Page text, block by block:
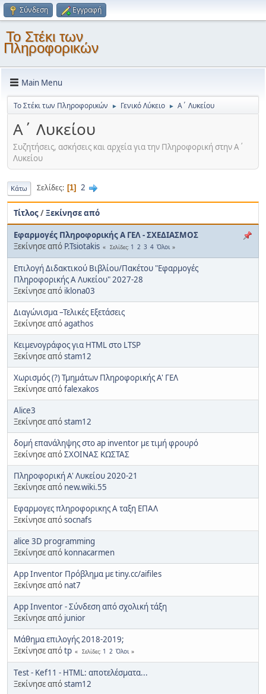
Σύνδεση Εγγραφή
Το Στέκι των
Πληροφορικών
Main Menu
Το Στέκι των Πληροφορικών ► Γενικό Λύκειο ► Α΄ Λυκείου
Α΄ Λυκείου
Συζητήσεις, ασκήσεις και αρχεία για την Πληροφορική στην Α΄
Λυκείου
Κάτω Σελίδες 1 2
Τίτλος/Ξεκίνησε από
Εφαρμογές Πληροφορικής Α ΓΕΛ - ΣΧΕΔΙΑΣΜΟΣ
Ξεκίνησε από P.Tsiotakis Σελίδες 1 2 3 4 Όλοι
Επιλογή Διδακτικού Βιβλίου/Πακέτου "Εφαρμογές
Πληροφορικής Α Λυκείου" 2027-28
Ξεκίνησε από iklona03
Διαγώνισμα –Τελικές Εξετάσεις
Ξεκίνησε απόagathos
Κειμενογράφος για HTML στο LTSP
Ξεκίνησε απόstam12
Χωρισμός (?) Τμημάτων Πληροφορικής Α' ΓΕΛ
Ξεκίνησε απόfalexakos
Alice3
Ξεκίνησε απόstam12
δομή επανάληψης στο ap inventor με τιμή φρουρό
Ξεκίνησε απόΣΧΟΙΝΑΣ ΚΩΣΤΑΣ
Πληροφορική Α' Λυκείου 2020-21
Ξεκίνησε από new.wiki.55
Εφαρμογες πληροφορικης Α ταξη ΕΠΑΛ
Ξεκίνησε απόsocnafs
alice 3D programming
Ξεκίνησε από konnacarmen
App Inventor Πρόβλημα με tiny.cc/aifiles
Ξεκίνησε από nat7
App Inventor - Σύνδεση από σχολική τάξη
Ξεκίνησε από junior
Μάθημα επιλογής 2018-2019;
Ξεκίνησε απόtp Σελίδες 1 2 Όλοι
Τest - Kef11 - HTML: αποτελέσματα...
Ξεκίνησε απόstam12